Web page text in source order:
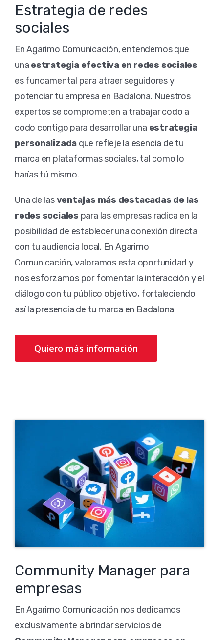
Estrategia de redes
sociales
En Agarimo Comunicación, entendemos que
una estrategia efectiva en redes sociales
es fundamental para atraer seguidores y
potenciar tu empresa en Badalona. Nuestros
expertos se comprometen a trabajar codo a
codo contigo para desarrollar una estrategia
personalizada que refleje la esencia de tu
marca en plataformas sociales, tal como lo
harías tú mismo.
Una de lasventajas más destacadas de las
redes sociales para las empresas radica en la
posibilidad de establecer una conexión directa
con tu audiencia local. En Agarimo
Comunicación, valoramos esta oportunidad y
nos esforzamos por fomentar la interacción y el
diálogo con tu público objetivo, fortaleciendo
así la presencia de tu marca en Badalona.
Quiero más información
Community Manager para
empresas
En Agarimo Comunicación nos dedicamos
exclusivamente a brindar servicios de